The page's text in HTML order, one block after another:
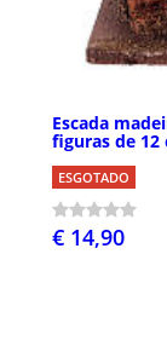
Escada
figuras de 12
ESGOTADO
€ 14,90